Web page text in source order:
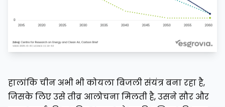
हालांकि चीन अभी भी कोयला बिजली संयंत्र बना रहा है,
जिसके लिए उसे तीव्र आलोचना मिलती है, उसने सौर और